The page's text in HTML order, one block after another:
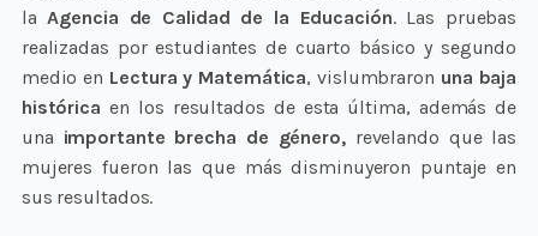
laAgencia de Calidad de la Educación. Las pruebas
realizadas por estudiantes de cuarto básico y segundo
medio en Lectura y Matemática, vislumbraron una baja
histórica en los resultados de esta última, además de
una importante brecha de género,revelando que las
mujeres fueron las que más disminuyeron puntaje en
sus resultados.